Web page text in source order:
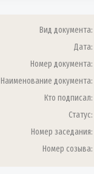
Вид документа:
Дата:
Номер документа:
Наименование документа:
Кто подписал:
Статус:
Номер заседания:
Номер созыва: